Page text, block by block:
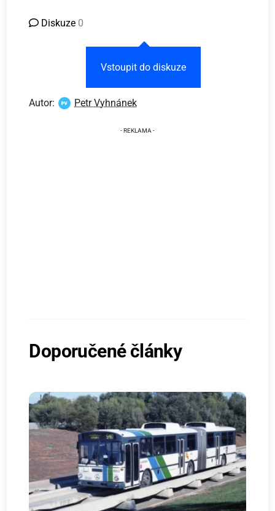
Diskuze 0
Vstoupit do diskuze
Autor: Petr Vyhnánek
Doporučené články